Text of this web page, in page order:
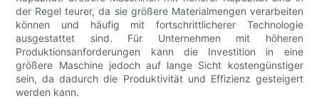
der Regel teurer, da sie größere Materialmengen verarbeiten
können und häufig mit fortschrittlicherer Technologie
ausgestattet sind. Für Unternehmen mit höheren
Produktionsanforderungen kann die Investition in eine
größere Maschine jedoch auf lange Sicht kostengünstiger
sein, da dadurch die Produktivität und Effizienz gesteigert
werden kann.